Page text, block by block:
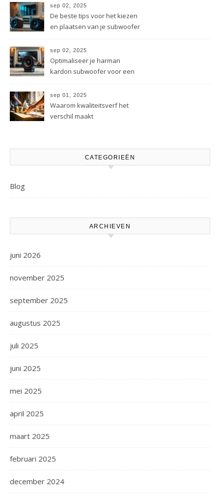
sep 02, 2025
De beste tips voor het kiezen
en plaatsen van je subwoofer
sep 02, 2025
Optimaliseer je harman
kardon subwoofer voor een
sep 01, 2025
Waarom kwaliteitsverf het
verschil maakt
CATEGORIEËN
Blog
ARCHIEVEN
juni 2026
november 2025
september 2025
augustus 2025
juli 2025
juni 2025
mei 2025
april 2025
maart 2025
februari 2025
december 2024